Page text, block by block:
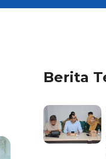
Berita